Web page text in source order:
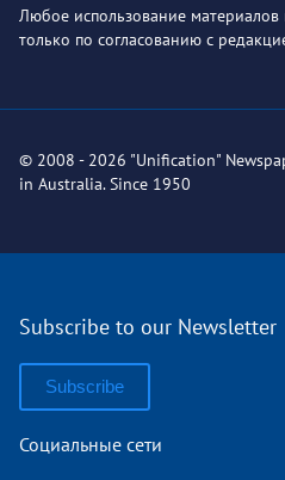
Любое использование
только по согласованию с
© 2008 - 2026 "Unification"
in Australia. Since 1950
Subscribe to our Newsletter
Subscribe
Социальные сети